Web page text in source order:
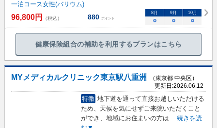
一泊コース女性(バリウム)
96,800円 （税込） 880 ポイント
8月 9月 10月
○ ○ ○
健康保険組合の補助を利用するプランはこちら
MYメディカルクリニック東京駅八重洲
（東京都 中央区）
更新日:2026.06.12
特徴 地下道を通って直接お越しいただける
ため、天候を気にせずご来院いただくこと
ができ、地域にお住まいの方は
続きを読